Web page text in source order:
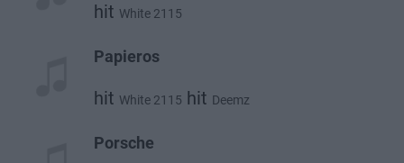
hit White 2115
Papieros
hit White 2115 hit Deemz
Porsche